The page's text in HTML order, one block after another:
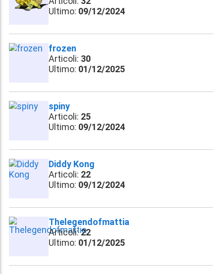
Ultimo: 09/12/2024
frozen
Articoli: 30
Ultimo: 01/12/2025
spiny
Articoli: 25
Ultimo: 09/12/2024
Diddy Kong
Articoli: 22
Ultimo: 09/12/2024
Thelegendofmattia
Articoli:22
Ultimo: 01/12/2025